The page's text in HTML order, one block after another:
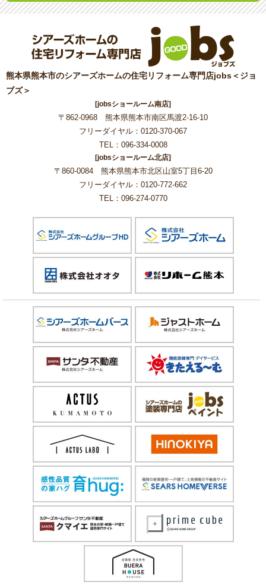
熊本県熊本市のシアーズホームの住宅リフォーム専門店jobs＜ジョ
ブズ＞
[jobsショールーム南店]
〒862-0968 熊本県熊本市南区馬渡2-16-10
フリーダイヤル：0120-370-067
TEL：096-334-0008
[jobsショールーム北店]
〒860-0084 熊本県熊本市北区山室5丁目6-20
フリーダイヤル：0120-772-662
TEL：096-274-0770